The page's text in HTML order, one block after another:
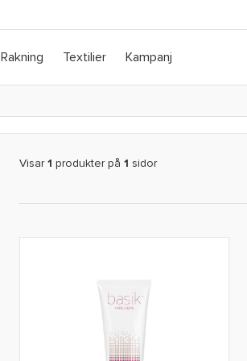
Rakning Textilier Kampanj
Visar1 produkter på 1 sidor